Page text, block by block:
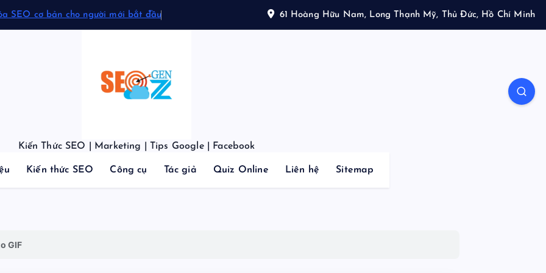
SEO cơ bản cho người mới bắt đầu 61 Hoàng Hữu Nam, Long Thạnh Mỹ, Thủ Đức, Hồ Chí Minh
Kiến Thức SEO | Marketing | Tips Google | Facebook
Kiến thức SEO Công cụ Tác giả Quiz Online Liên hệ Sitemap
GIF